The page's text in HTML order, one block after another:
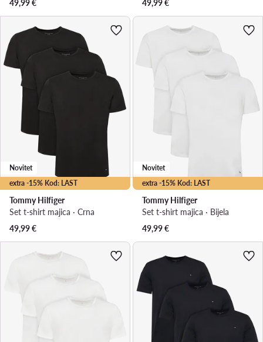
49,99€
49,99€
extra -15% Kod: LAST
Novitet
Tommy Hilfiger
Set t-shirt majica · Crna
49,99€
extra -15% Kod: LAST
Novitet
Tommy Hilfiger
Set t-shirt majica · Bijela
49,99€